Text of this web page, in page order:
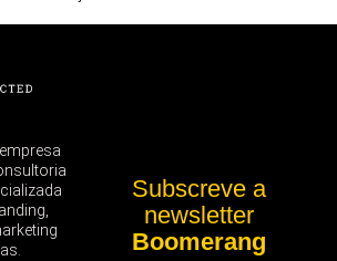
Subscreve a
newsletter
Boomerang